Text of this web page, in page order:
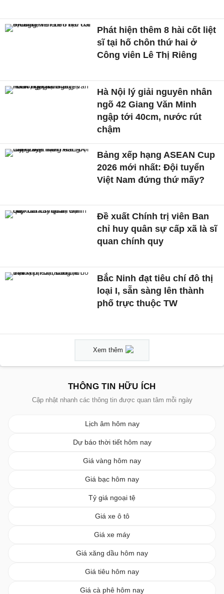
Phát hiện thêm 8 hài cốt liệt
sĩ tại hố chôn thứ hai ở
Công viên Lê Thị Riêng
Hà Nội lý giải nguyên nhân
ngõ 42 Giang Văn Minh
ngập tới 40cm, nước rút
chậm
Bảng xếp hạng ASEAN Cup
2026 mới nhất: Đội tuyển
Việt Nam đứng thứ mấy?
Đề xuất Chính trị viên Ban
chỉ huy quân sự cấp xã là sĩ
quan chính quy
Bắc Ninh đạt tiêu chí đô thị
loại I, sẵn sàng lên thành
phố trực thuộc TW
Xem thêm
THÔNG TIN HỮU ÍCH
Cập nhật nhanh các thông tin được quan tâm mỗi ngày
Lịch âm hôm nay
Dự báo thời tiết hôm nay
Giá vàng hôm nay
Giá bạc hôm nay
Tỷ giá ngoại tệ
Giá xe ô tô
Giá xe máy
Giá xăng dầu hôm nay
Giá tiêu hôm nay
Giá cà phê hôm nay